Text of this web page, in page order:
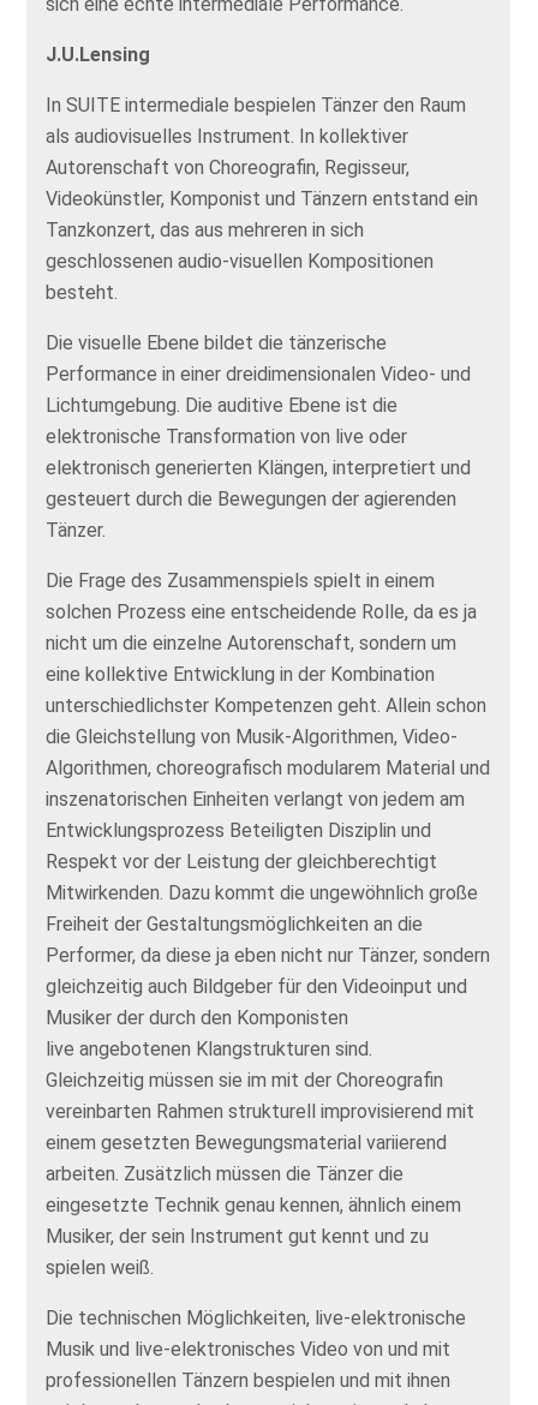
sich eine echte intermediale Performance.
J.U.Lensing
In SUITE intermediale bespielen Tänzer den Raum
als audiovisuelles Instrument. In kollektiver
Autorenschaft von Choreografin, Regisseur,
Videokünstler, Komponist und Tänzern entstand ein
Tanzkonzert, das aus mehreren in sich
geschlossenen audio-visuellen Kompositionen
besteht.
Die visuelle Ebene bildet die tänzerische
Performance in einer dreidimensionalen Video- und
Lichtumgebung. Die auditive Ebene ist die
elektronische Transformation von live oder
elektronisch generierten Klängen, interpretiert und
gesteuert durch die Bewegungen der agierenden
Tänzer.
Die Frage des Zusammenspiels spielt in einem
solchen Prozess eine entscheidende Rolle, da es ja
nicht um die einzelne Autorenschaft, sondern um
eine kollektive Entwicklung in der Kombination
unterschiedlichster Kompetenzen geht. Allein schon
die Gleichstellung von Musik-Algorithmen, Video-
Algorithmen, choreografisch modularem Material und
inszenatorischen Einheiten verlangt von jedem am
Entwicklungsprozess Beteiligten Disziplin und
Respekt vor der Leistung der gleichberechtigt
Mitwirkenden. Dazu kommt die ungewöhnlich große
Freiheit der Gestaltungsmöglichkeiten an die
Performer, da diese ja eben nicht nur Tänzer, sondern
gleichzeitig auch Bildgeber für den Videoinput und
Musiker der durch den Komponisten
live angebotenen Klangstrukturen sind.
Gleichzeitig müssen sie im mit der Choreografin
vereinbarten Rahmen strukturell improvisierend mit
einem gesetzten Bewegungsmaterial variierend
arbeiten. Zusätzlich müssen die Tänzer die
eingesetzte Technik genau kennen, ähnlich einem
Musiker, der sein Instrument gut kennt und zu
spielen weiß.
Die technischen Möglichkeiten, live-elektronische
Musik und live-elektronisches Video von und mit
professionellen Tänzern bespielen und mit ihnen